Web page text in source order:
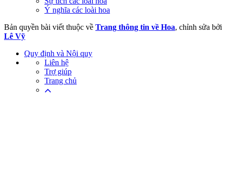
Ý nghĩa các loài hoa
Bản quyền bài viết thuộc về Trang thông tin về Hoa, chỉnh sửa bởi
Lê Vỹ
Quy định và Nội quy
Liên hệ
Trợ giúp
Trang chủ